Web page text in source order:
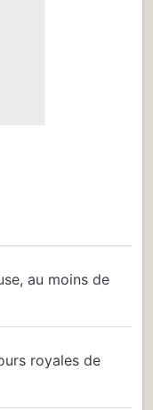
au moins de
royales de